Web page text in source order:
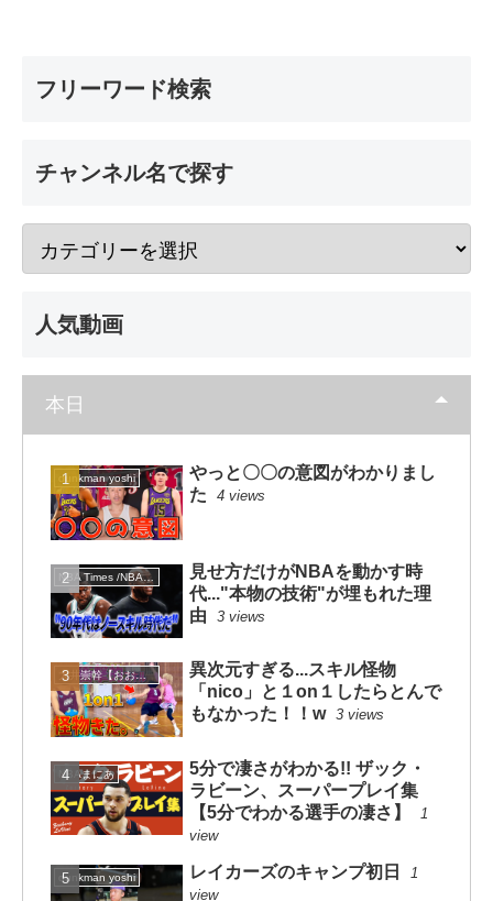
フリーワード検索
チャンネル名で探す
人気動画
本日
dunkman yoshi
やっと〇〇の意図がわかりまし
た
4 views
NBA Times /NBAタイムズ
見せ方だけがNBAを動かす時
代..."本物の技術"が埋もれた理
由
3 views
大井崇幹【おおいたかよし】
異次元すぎる...スキル怪物
「nico」と１on１したらとんで
もなかった！！w 3 views
NBAまにあ
5分で凄さがわかる!! ザック・
ラビーン、スーパープレイ集
【5分でわかる選手の凄さ】
1
view
dunkman yoshi レイカーズのキャンプ初日
1
view